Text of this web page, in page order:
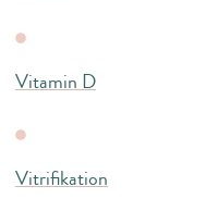
Vitamin D
Vitrifikation